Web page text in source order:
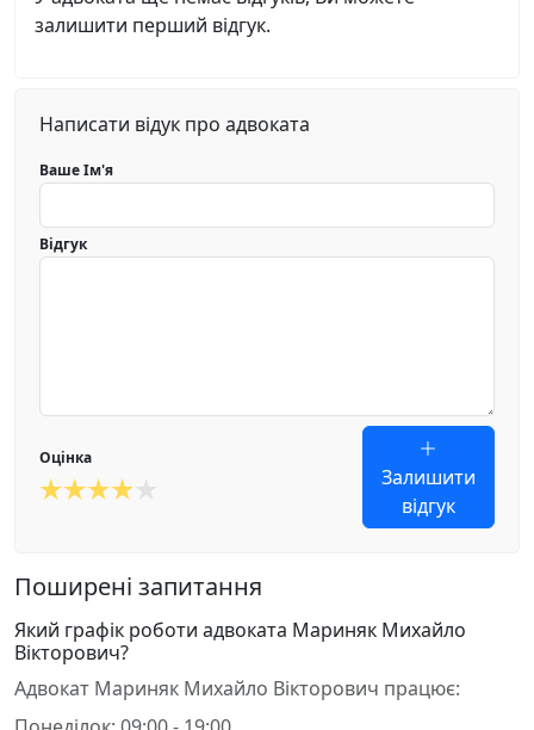
залишити перший відгук.
Написати відук про адвоката
Ваше Ім'я
Відгук
Оцінка
Залишити
відгук
Поширені запитання
Який графік роботи адвоката Мариняк Михайло
Вікторович?
Адвокат Мариняк Михайло Вікторович працює: